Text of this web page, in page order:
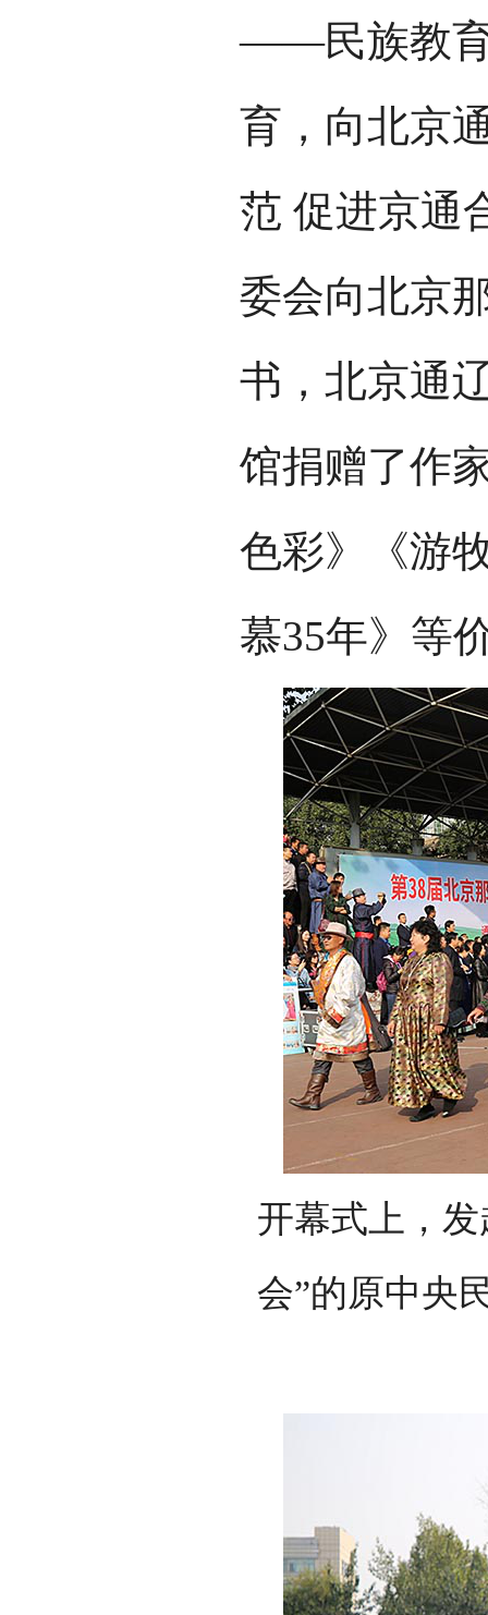
——民族教育
育，向北京
范 促进京通
委会向北京
书，北京通
馆捐赠了作
色彩》《游
慕35年》等
开幕式上，
会”的原中央